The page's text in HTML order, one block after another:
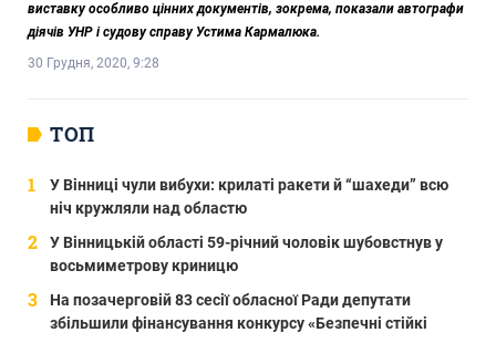
виставку особливо цінних документів, зокрема, показали автографи
діячів УНР і судову справу Устима Кармалюка.
30 Грудня, 2020, 9:28
ТОП
У Вінниці чули вибухи: крилаті ракети й “шахеди” всю
ніч кружляли над областю
У Вінницькій області 59-річний чоловік шубовстнув у
восьмиметрову криницю
На позачерговій 83 сесії обласної Ради депутати
збільшили фінансування конкурсу «Безпечні стійкі